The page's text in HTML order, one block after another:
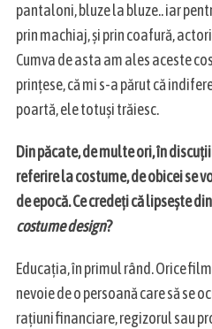
pantaloni, bluze la bluze.. iar
prin machiaj, și prin coafură,
Cumva de asta am ales aceste
prințese, că mi s-a părut că
poartă, ele totuși trăiesc.
Din păcate, de multe ori, în
referire la costume, de obicei se
de epocă. Ce credeți că lipsește
costume design?
Educația, în primul rând. Orice
nevoie de o persoană care să se
rațiuni financiare, regizorul sau